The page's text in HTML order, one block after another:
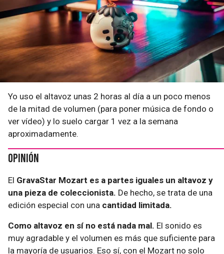
Yo uso el altavoz unas 2 horas al día a un poco menos
de la mitad de volumen (para poner música de fondo o
ver vídeo) y lo suelo cargar 1 vez a la semana
aproximadamente.
Opinión
El GravaStar Mozart es a partes iguales un altavoz y
una pieza de coleccionista. De hecho, se trata de una
edición especial con una cantidad limitada.
Como altavoz en sí no está nada mal. El sonido es
muy agradable y el volumen es más que suficiente para
la mayoría de usuarios. Eso sí, con el Mozart no solo